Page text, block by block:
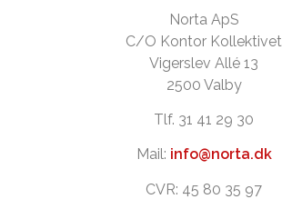
Norta ApS
C/O Kontor Kollektivet
Vigerslev Allé 13
2500 Valby
Tlf. 31 41 29 30
Mail: info@norta.dk
CVR: 45 80 35 97